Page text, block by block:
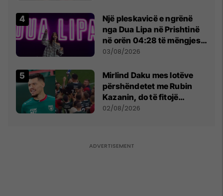
Një pleskavicë e ngrënë
nga Dua Lipa në Prishtinë
në orën 04:28 të mëngjesit
- dhe bota digjitale serbe
03/08/2026
Mirlind Daku mes lotëve
përshëndetet me Rubin
Kazanin, do të fitojë
miliona te Spartak Moska
02/08/2026